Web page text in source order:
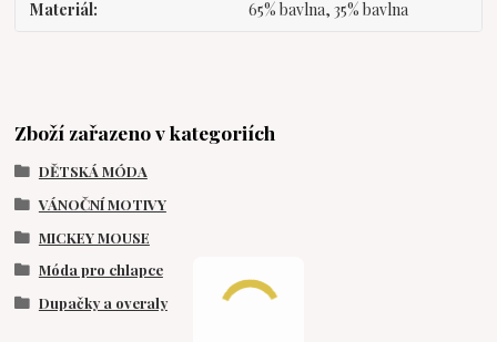
Materiál 65% bavlna, 35% bavlna
Zboží zařazeno v kategoriích
DĚTSKÁ MÓDA
VÁNOČNÍ MOTIVY
MICKEY MOUSE
Móda pro chlapce
Dupačky a overaly